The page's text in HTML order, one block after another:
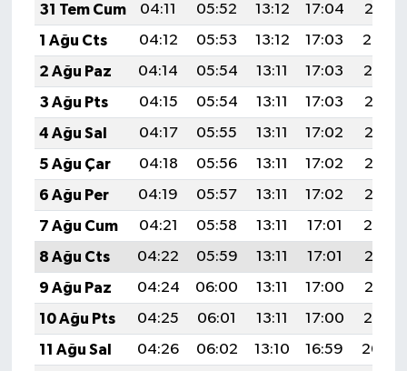
31 Tem Cum
04:11 05:52 13:12 17:04
20:21
1 Ağu Cts
04:12 05:53 13:12 17:03
20:20
2 Ağu Paz
04:14 05:54 13:11 17:03
20:19
3 Ağu Pts
04:15 05:54 13:11 17:03
20:18
4 Ağu Sal
04:17 05:55 13:11 17:02
20:17
5 Ağu Çar
04:18 05:56 13:11 17:02
20:16
6 Ağu Per
04:19 05:57 13:11 17:02
20:15
7 Ağu Cum
04:21 05:58 13:11 17:01
20:14
8 Ağu Cts
04:22 05:59 13:11 17:01
20:13
9 Ağu Paz
04:24 06:00 13:11 17:00
20:12
10 Ağu Pts
04:25 06:01 13:11 17:00
20:10
11 Ağu Sal
04:26 06:02 13:10 16:59
20:09